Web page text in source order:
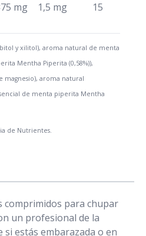
mg 1,5 mg 15
y xilitol), aroma natural de menta
Mentha Piperita (0,58%)),
magnesio), aroma natural
de menta piperita Mentha
de Nutrientes.
comprimidos para chupar
un profesional de la
estás embarazada o en